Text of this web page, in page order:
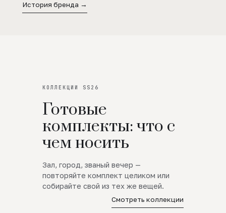
История бренда →
КОЛЛЕКЦИИ SS26
Готовые
комплекты: что с
чем носить
Зал, город, званый вечер —
повторяйте комплект целиком или
собирайте свой из тех же вещей.
Смотреть коллекции